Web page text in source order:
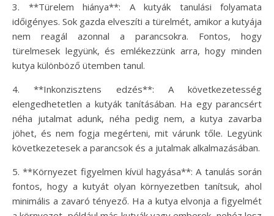
3. **Türelem hiánya**: A kutyák tanulási folyamata
időigényes. Sok gazda elveszíti a türelmét, amikor a kutyája
nem reagál azonnal a parancsokra. Fontos, hogy
türelmesek legyünk, és emlékezzünk arra, hogy minden
kutya különböző ütemben tanul.
4. **Inkonzisztens edzés**: A következetesség
elengedhetetlen a kutyák tanításában. Ha egy parancsért
néha jutalmat adunk, néha pedig nem, a kutya zavarba
jöhet, és nem fogja megérteni, mit várunk tőle. Legyünk
következetesek a parancsok és a jutalmak alkalmazásában.
5. **Környezet figyelmen kívül hagyása**: A tanulás során
fontos, hogy a kutyát olyan környezetben tanítsuk, ahol
minimális a zavaró tényező. Ha a kutya elvonja a figyelmét